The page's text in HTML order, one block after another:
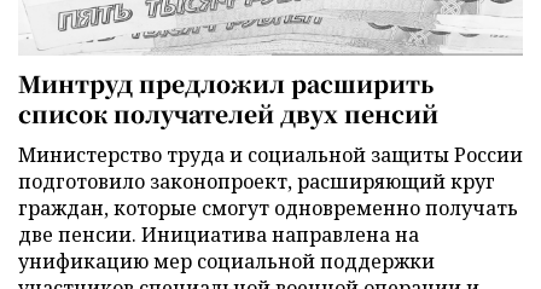
Минтруд предложил расширить
список получателей двух пенсий
Министерство труда и социальной защиты России
подготовило законопроект, расширяющий круг
граждан, которые смогут одновременно получать
две пенсии. Инициатива направлена на
унификацию мер социальной поддержки